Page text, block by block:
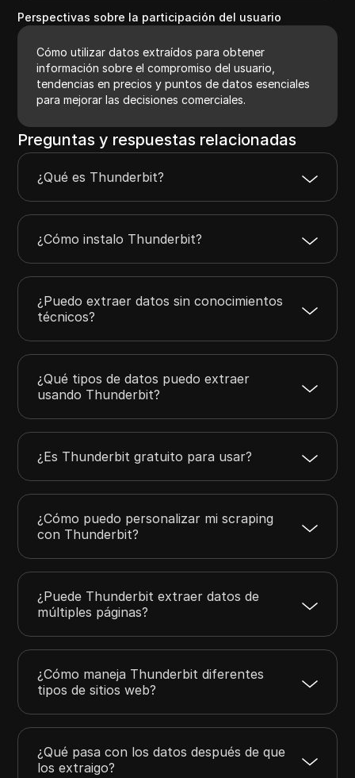
Perspectivas sobre la participación del usuario
Cómo utilizar datos extraídos para obtener
información sobre el compromiso del usuario,
tendencias en precios y puntos de datos esenciales
para mejorar las decisiones comerciales.
Preguntas y respuestas relacionadas
¿Qué es Thunderbit?
¿Cómo instalo Thunderbit?
¿Puedo extraer datos sin conocimientos
técnicos?
¿Qué tipos de datos puedo extraer
usando Thunderbit?
¿Es Thunderbit gratuito para usar?
¿Cómo puedo personalizar mi scraping
con Thunderbit?
¿Puede Thunderbit extraer datos de
múltiples páginas?
¿Cómo maneja Thunderbit diferentes
tipos de sitios web?
¿Qué pasa con los datos después de que
los extraigo?